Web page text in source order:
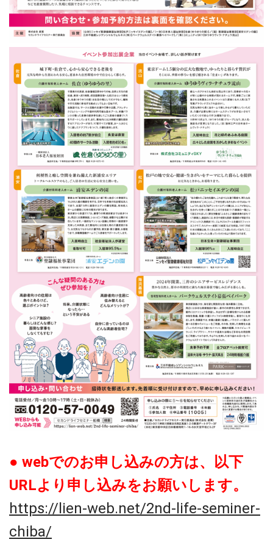
● webでのお申し込みの方は、以下
URLより申し込みをお願いします。
https://lien-web.net/2nd-life-seminer-
chiba/